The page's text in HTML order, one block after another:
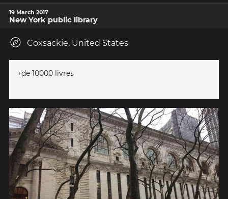
19 March 2017
New York public library
Coxsackie, United States
+de 10000 livres